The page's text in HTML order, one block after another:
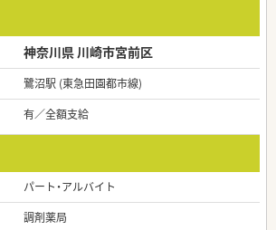
神奈川県 川崎市宮前区
鷺沼駅 (東急田園都市線)
有／全額支給
パート・アルバイト
調剤薬局